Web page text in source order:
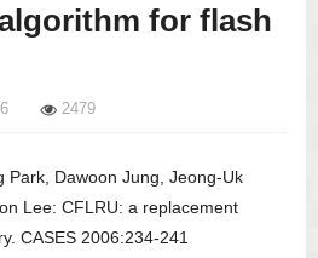
for flash
2479
Park, Dawoon Jung, Jeong-Uk
Lee: CFLRU: a replacement
CASES 2006:234-241